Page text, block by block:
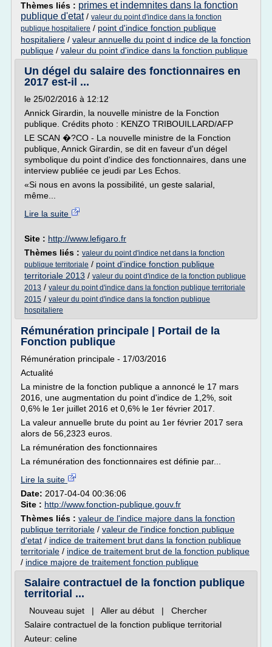
Thèmes liés : primes et indemnites dans la fonction
publique d'etat/ valeur du point d'indice dans la fonction
publique hospitaliere / point d'indice fonction publique
hospitaliere / valeur annuelle du point d indice de la fonction
publique / valeur du point d'indice dans la fonction publique
Un dégel du salaire des fonctionnaires en
2017 est-il ...
le 25/02/2016 à 12:12
Annick Girardin, la nouvelle ministre de la Fonction
publique. Crédits photo : KENZO TRIBOUILLARD/AFP
LE SCAN �?CO - La nouvelle ministre de la Fonction
publique, Annick Girardin, se dit en faveur d'un dégel
symbolique du point d'indice des fonctionnaires, dans une
interview publiée ce jeudi par Les Echos.
«Si nous en avons la possibilité, un geste salarial,
même...
Lire la suite
Site : http://www.lefigaro.fr
Thèmes liés : valeur du point d'indice net dans la fonction
publique territoriale / point d'indice fonction publique
territoriale 2013 / valeur du point d'indice de la fonction publique
2013 / valeur du point d'indice dans la fonction publique territoriale
2015 / valeur du point d'indice dans la fonction publique
hospitaliere
Rémunération principale | Portail de la
Fonction publique
Rémunération principale - 17/03/2016
Actualité
La ministre de la fonction publique a annoncé le 17 mars
2016, une augmentation du point d'indice de 1,2%, soit
0,6% le 1er juillet 2016 et 0,6% le 1er février 2017.
La valeur annuelle brute du point au 1er février 2017 sera
alors de 56,2323 euros.
La rémunération des fonctionnaires
La rémunération des fonctionnaires est définie par...
Lire la suite
Date: 2017-04-04 00:36:06
Site : http://www.fonction-publique.gouv.fr
Thèmes liés : valeur de l'indice majore dans la fonction
publique territoriale / valeur de l'indice fonction publique
d'etat / indice de traitement brut dans la fonction publique
territoriale / indice de traitement brut de la fonction publique
/ indice majore de traitement fonction publique
Salaire contractuel de la fonction publique
territorial ...
Nouveau sujet | Aller au début | Chercher
Salaire contractuel de la fonction publique territorial
Auteur: celine